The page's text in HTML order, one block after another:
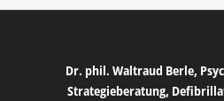
Dr. phil. Waltraud Berle,
Strategieberatung,